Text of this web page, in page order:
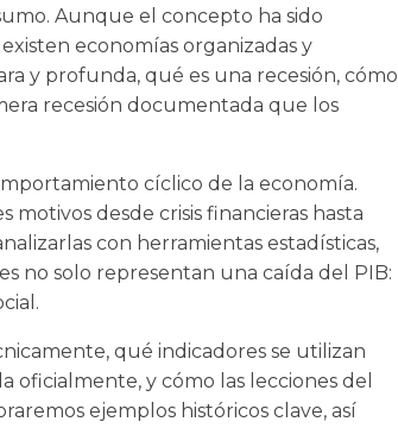
Aunque el concepto ha sido
economías organizadas y
y profunda, qué es una recesión, cómo
recesión documentada que los
cíclico de la economía.
desde crisis financieras hasta
con herramientas estadísticas,
no solo representan una caída del PIB:
qué indicadores se utilizan
oficialmente, y cómo las lecciones del
ejemplos históricos clave, así